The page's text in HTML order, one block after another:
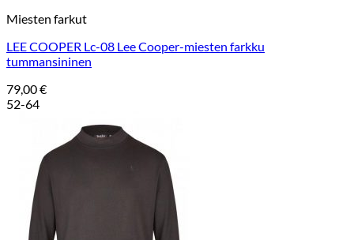
Miesten farkut
LEE COOPER Lc-08 Lee Cooper-miesten farkku
tummansininen
79,00€
52-64